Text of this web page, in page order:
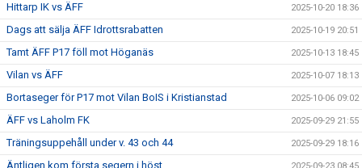
Hittarp IK vs ÄFF 2025-10-20 18:36
Dags att sälja ÄFF Idrottsrabatten 2025-10-19 20:51
Tamt ÄFF P17 föll mot Höganäs 2025-10-13 18:45
Vilan vs ÄFF 2025-10-07 18:13
Bortaseger för P17 mot Vilan BoIS i Kristianstad 2025-10-06 09:02
ÄFF vs Laholm FK 2025-09-29 21:55
Träningsuppehåll under v. 43 och 44 2025-09-29 18:16
Äntligen kom första segern i höst